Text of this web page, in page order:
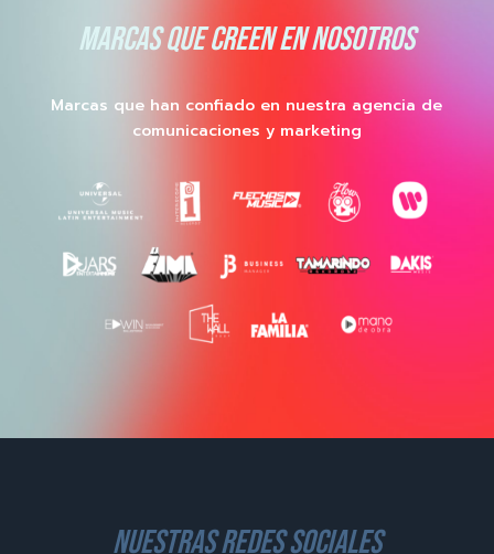
MARCAS QUE CREEN EN NOSOTROS
Marcas que han confiado en nuestra agencia de
comunicaciones y marketing
nuestras redes sociales